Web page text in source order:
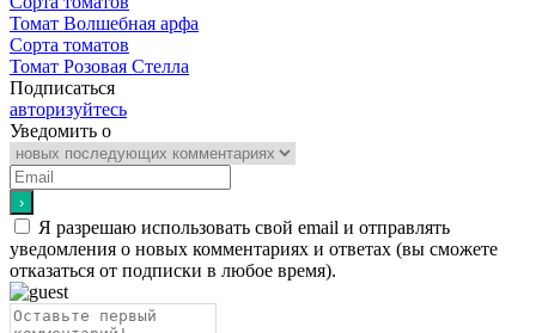
Томат Волшебная арфа
Сорта томатов
Томат Розовая Стелла
Подписаться
авторизуйтесь
Уведомить о
Я разрешаю использовать свой email и отправлять
уведомления о новых комментариях и ответах (вы cможете
отказаться от подписки в любое время).